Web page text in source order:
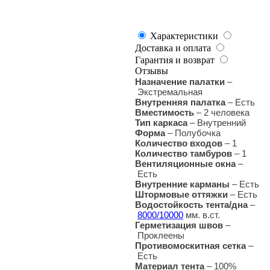
Характеристики
Доставка и оплата
Гарантия и возврат
Отзывы
Назначение палатки –
Экстремальная
Внутренняя палатка– Есть
Вместимость – 2 человека
Тип каркаса–Внутренний
Форма– Полубочка
Количество входов –1
Количество тамбуров – 1
Вентиляционные окна–
Есть
Внутренние карманы – Есть
Штормовые оттяжки –Есть
Водостойкость тента/дна–
8000/10000 мм. в.ст.
Герметизация швов –
Проклеены
Противомоскитная сетка–
Есть
Материал тента–100%